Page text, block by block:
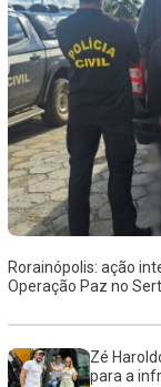
Rorainópolis: ação
Operação Paz no
Zé
para a